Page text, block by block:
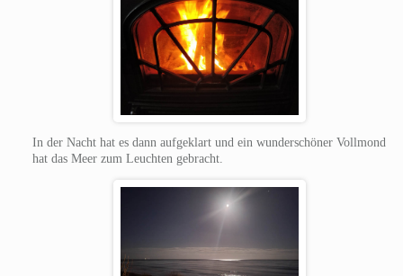
In der Nacht hat es dann aufgeklart und ein wunderschöner Vollmond
hat das Meer zum Leuchten gebracht.